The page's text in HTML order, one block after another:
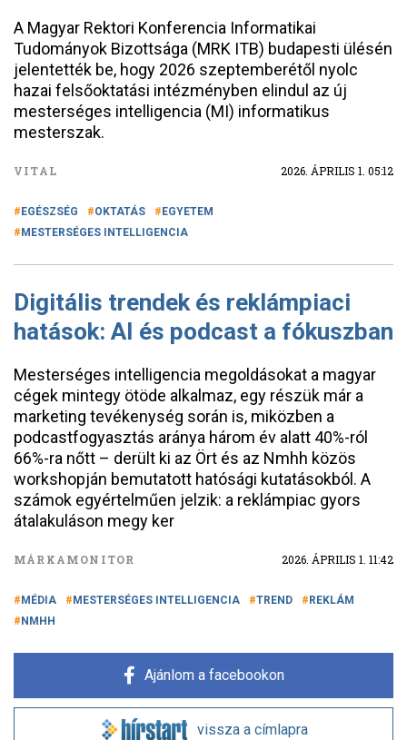
A Magyar Rektori Konferencia Informatikai
Tudományok Bizottsága (MRK ITB) budapesti ülésén
jelentették be, hogy 2026 szeptemberétől nyolc
hazai felsőoktatási intézményben elindul az új
mesterséges intelligencia (MI) informatikus
mesterszak.
VITAL 2026. ÁPRILIS 1. 05:12
EGÉSZSÉG OKTATÁS
EGYETEM
MESTERSÉGES INTELLIGENCIA
Digitális trendek és reklámpiaci
hatások: AI és podcast a fókuszban
Mesterséges intelligencia megoldásokat a magyar
cégek mintegy ötöde alkalmaz, egy részük már a
marketing tevékenység során is, miközben a
podcastfogyasztás aránya három év alatt 40%-ról
66%-ra nőtt – derült ki az Ört és az Nmhh közös
workshopján bemutatott hatósági kutatásokból. A
számok egyértelműen jelzik: a reklámpiac gyors
átalakuláson megy ker
MÁRKAMONITOR 2026. ÁPRILIS 1. 11:42
MÉDIA MESTERSÉGES INTELLIGENCIA TREND
REKLÁM
NMHH
Ajánlom a facebookon
vissza a címlapra